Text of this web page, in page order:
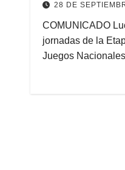
28 DE
COMUNICADO
jornadas de la
Juegos